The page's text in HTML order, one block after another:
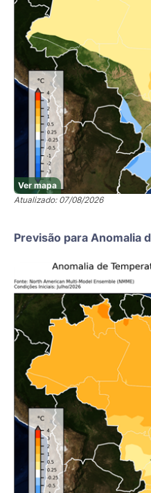
Ver mapa
Atualizado: 07/08/2026
Previsão para Anomalia